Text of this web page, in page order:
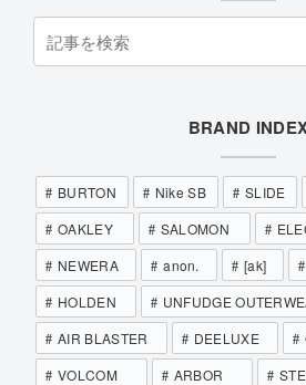
BRAND
BURTON Nike SB SLIDE
OAKLEY
SALOMON
NEWERA
anon. [ak]
HOLDEN
UNFUDGE
AIR BLASTER
DEELUXE
VOLCOM
ARBOR